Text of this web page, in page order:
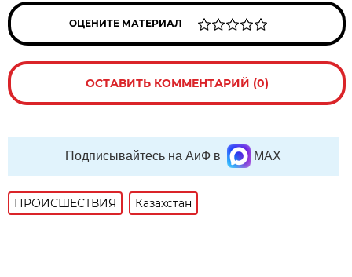
ОЦЕНИТЕ МАТЕРИАЛ
ОСТАВИТЬ КОММЕНТАРИЙ (0)
Подписывайтесь на АиФ в MAX
ПРОИСШЕСТВИЯ Казахстан